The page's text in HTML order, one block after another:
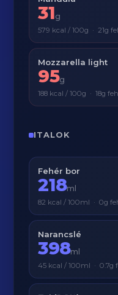
31g
579 kcal / 100g · 21g
Mozzarella light
95g
188 kcal / 100g · 18g
ITALOK
Fehér bor
218ml
82 kcal / 100ml · 0g
Narancslé
398ml
45 kcal / 100ml · 0.7g